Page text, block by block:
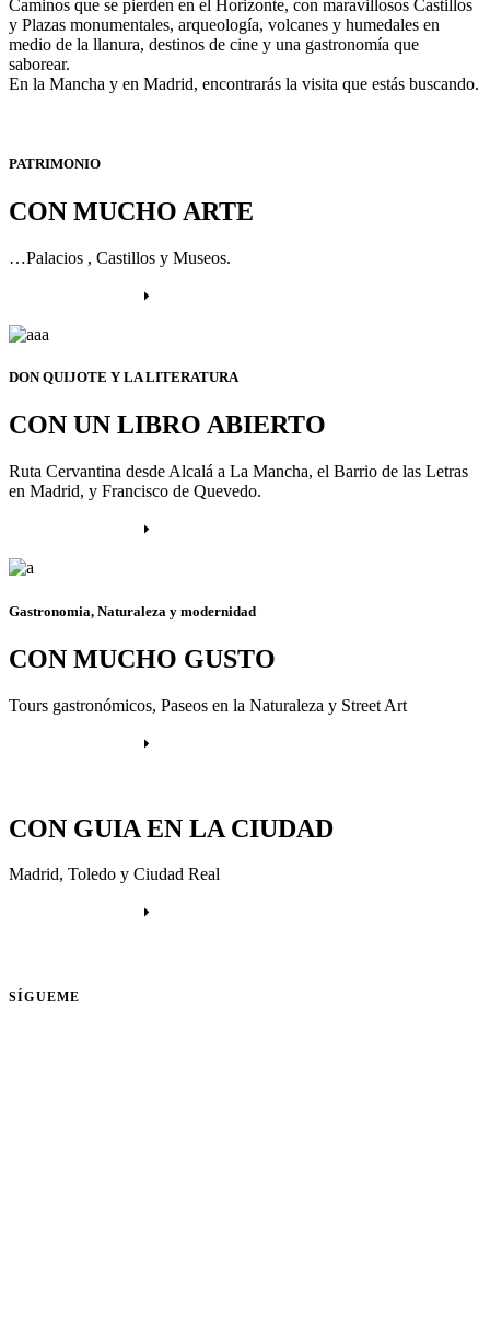
Caminos que se pierden en el Horizonte, con maravillosos Castillos
y Plazas monumentales, arqueología, volcanes y humedales en
medio de la llanura, destinos de cine y una gastronomía que
saborear.
En la Mancha y en Madrid, encontrarás la visita que estás buscando.
PATRIMONIO
CON MUCHO ARTE
…Palacios , Castillos y Museos.
DON QUIJOTE Y LA LITERATURA
CON UN LIBRO ABIERTO
Ruta Cervantina desde Alcalá a La Mancha, el Barrio de las Letras
en Madrid, y Francisco de Quevedo.
Gastronomia, Naturaleza y modernidad
CON MUCHO GUSTO
Tours gastronómicos, Paseos en la Naturaleza y Street Art
CON GUIA EN LA CIUDAD
Madrid, Toledo y Ciudad Real
SÍGUEME